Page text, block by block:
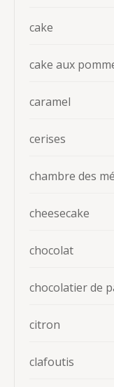
cake
cake aux
caramel
cerises
chambre des
cheesecake
chocolat
chocolatier de
citron
clafoutis